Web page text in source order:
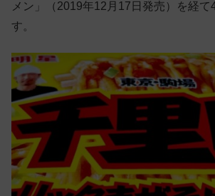
メン」（2019年12月17日発売）を経て
す。